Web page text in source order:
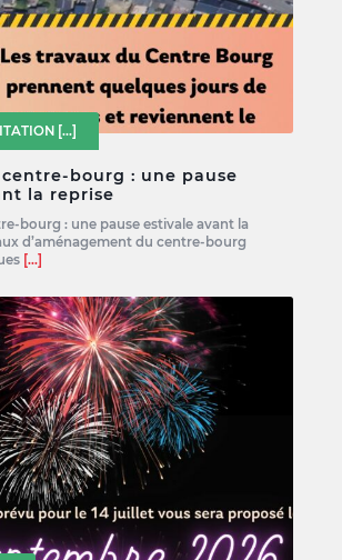
[...]
bourg : une pause
la reprise
bourg : une pause estivale avant la
d’aménagement du centre-bourg
[...]